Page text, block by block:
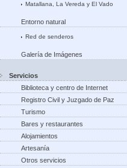
Matallana, La Vereda y El Vado
Entorno natural
Red de senderos
Galería de Imágenes
Servicios
Biblioteca y centro de Internet
Registro Civil y Juzgado de Paz
Turismo
Bares y restaurantes
Alojamientos
Artesanía
Otros servicios